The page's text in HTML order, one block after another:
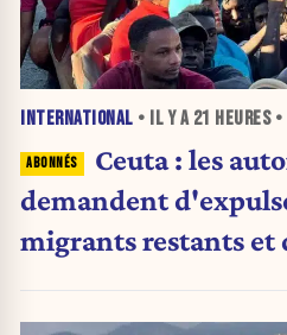
INTERNATIONAL • IL Y A 21 HEURES•
Ceuta : les
demandent
migrants restants et